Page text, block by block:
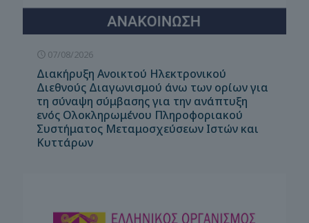
07/08/2026
Διακήρυξη Ανοικτού Ηλεκτρονικού
Διεθνούς Διαγωνισμού άνω των ορίων για
τη σύναψη σύμβασης για την ανάπτυξη
ενός Ολοκληρωμένου Πληροφοριακού
Συστήματος Μεταμοσχεύσεων Ιστών και
Κυττάρων